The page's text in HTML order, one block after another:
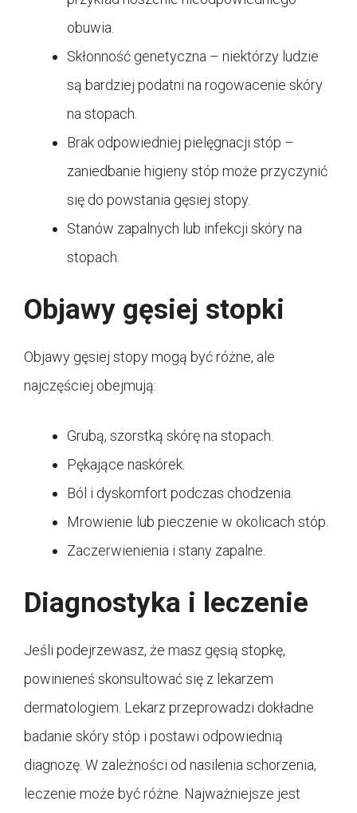
obuwia.
Skłonność genetyczna – niektórzy ludzie
są bardziej podatni na rogowacenie skóry
na stopach.
Brak odpowiedniej pielęgnacji stóp –
zaniedbanie higieny stóp może przyczynić
się do powstania gęsiej stopy.
Stanów zapalnych lub infekcji skóry na
stopach.
Objawy gęsiej stopki
Objawy gęsiej stopy mogą być różne, ale
najczęściej obejmują:
Grubą, szorstką skórę na stopach.
Pękające naskórek.
Ból i dyskomfort podczas chodzenia.
Mrowienie lub pieczenie w okolicach stóp.
Zaczerwienienia i stany zapalne.
Diagnostyka i leczenie
Jeśli podejrzewasz, że masz gęsią stopkę,
powinieneś skonsultować się z lekarzem
dermatologiem. Lekarz przeprowadzi dokładne
badanie skóry stóp i postawi odpowiednią
diagnozę. W zależności od nasilenia schorzenia,
leczenie może być różne. Najważniejsze jest